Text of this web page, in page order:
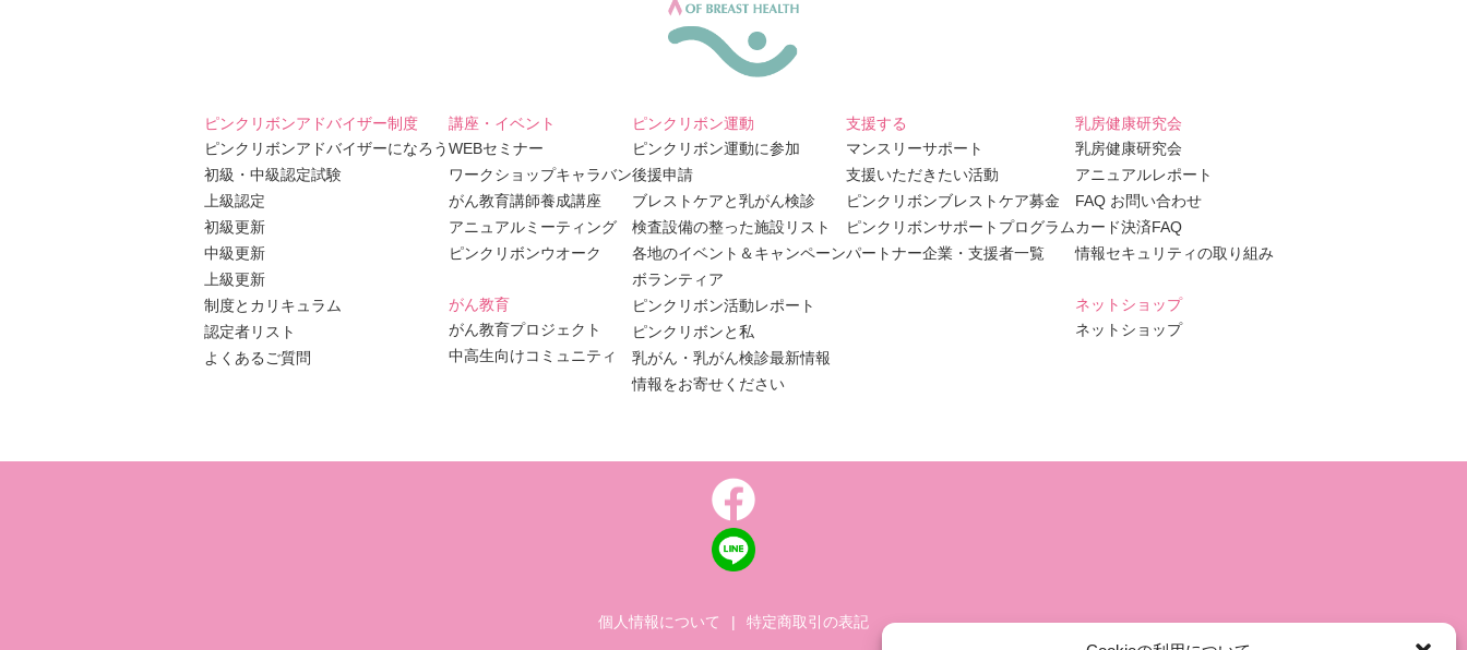
ピンクリボンアドバイザー制度
ピンクリボンアドバイザーになろう
初級・中級認定試験
上級認定
初級更新
中級更新
上級更新
制度とカリキュラム
認定者リスト
よくあるご質問
講座・イベント
WEBセミナー
ワークショップキャラバン
がん教育講師養成講座
アニュアルミーティング
ピンクリボンウオーク
がん教育
がん教育プロジェクト
中高生向けコミュニティ
ピンクリボン運動
ピンクリボン運動に参加
後援申請
ブレストケアと乳がん検診
検査設備の整った施設リスト
各地のイベント＆キャンペーン
ボランティア
ピンクリボン活動レポート
ピンクリボンと私
乳がん・乳がん検診最新情報
情報をお寄せください
支援する
マンスリーサポート
支援いただきたい活動
ピンクリボンブレストケア募金
ピンクリボンサポートプログラム
パートナー企業・支援者一覧
乳房健康研究会
乳房健康研究会
アニュアルレポート
FAQ お問い合わせ
カード決済FAQ
情報セキュリティの取り組み
ネットショップ
ネットショップ
個人情報について | 特定商取引の表記